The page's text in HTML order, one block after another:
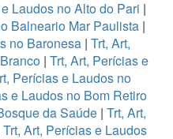
Laudos no Alto do Pari |
Balneario Mar Paulista |
no Baronesa| Trt, Art,
| Trt, Art, Perícias e
Perícias e Laudos no
e Laudos no Bom Retiro
da Saúde | Trt, Art,
Trt, Art, Perícias e Laudos